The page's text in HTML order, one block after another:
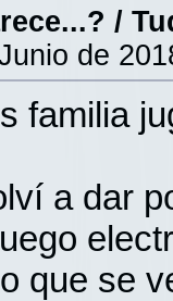
/
de
familia
a dar
que se